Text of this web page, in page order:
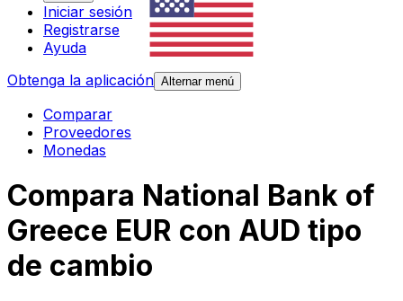
Iniciar sesión
Registrarse
Ayuda
Obtenga la aplicación Alternar menú
Comparar
Proveedores
Monedas
Compara National Bank of
Greece EUR con AUD tipo
de cambio